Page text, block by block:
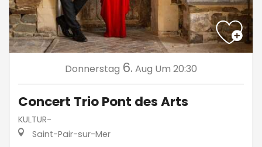
Donnerstag 6. Aug Um 20:30
Concert Trio Pont des Arts
KULTUR-
Saint-Pair-sur-Mer